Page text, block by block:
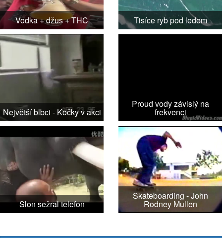
Vodka + džus + THC Tisíce ryb pod ledem
Největší blbci - Kočky v akci
Proud vody závislý na
frekvenci
Slon sežral telefon
Skateboarding - John
Rodney Mullen